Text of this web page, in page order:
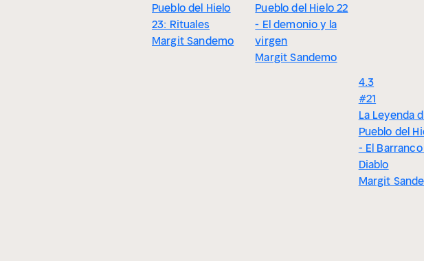
Pueblo del Hielo
23: Rituales
Margit Sandemo
Pueblo del Hielo 22
- El demonio y la
virgen
Margit Sandemo
4.3
#21
La Leyenda
Pueblo del
- El
Diablo
Margit